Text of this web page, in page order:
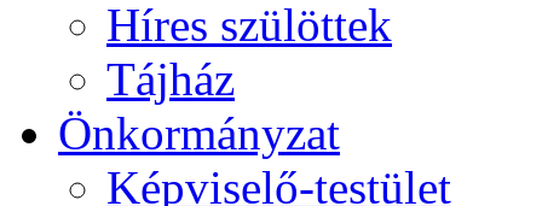
Híres szülöttek
Tájház
Önkormányzat
Képviselő-testület